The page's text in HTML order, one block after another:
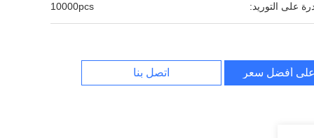
على التوريد: 10000pcs
أفضل سعر اتصل بنا